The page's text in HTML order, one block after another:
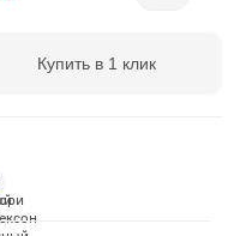
Купить в 1 клик